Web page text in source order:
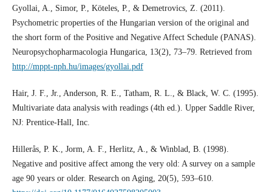
Gyollai, A., Simor, P., Köteles, P., & Demetrovics, Z. (2011).
Psychometric properties of the Hungarian version of the original and
the short form of the Positive and Negative Affect Schedule (PANAS).
Neuropsychopharmacologia Hungarica, 13(2), 73–79. Retrieved from
http://mppt-nph.hu/images/gyollai.pdf
Hair, J. F., Jr., Anderson, R. E., Tatham, R. L., & Black, W. C. (1995).
Multivariate data analysis with readings (4th ed.). Upper Saddle River,
NJ: Prentice-Hall, Inc.
Hillerås, P. K., Jorm, A. F., Herlitz, A., & Winblad, B. (1998).
Negative and positive affect among the very old: A survey on a sample
age 90 years or older. Research on Aging, 20(5), 593–610.